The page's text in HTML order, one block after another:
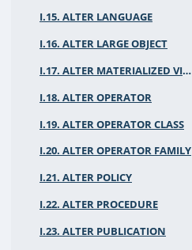
I.15. ALTER LANGUAGE
I.16. ALTER LARGE OBJECT
I.17. ALTER MATERIALIZED VIEW
I.18. ALTER OPERATOR
I.19. ALTER OPERATOR CLASS
I.20. ALTER OPERATOR FAMILY
I.21. ALTER POLICY
I.22. ALTER PROCEDURE
I.23. ALTER PUBLICATION